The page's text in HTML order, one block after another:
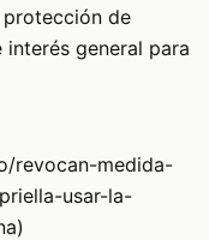
de
general para
revocan-medida-
usar-la-